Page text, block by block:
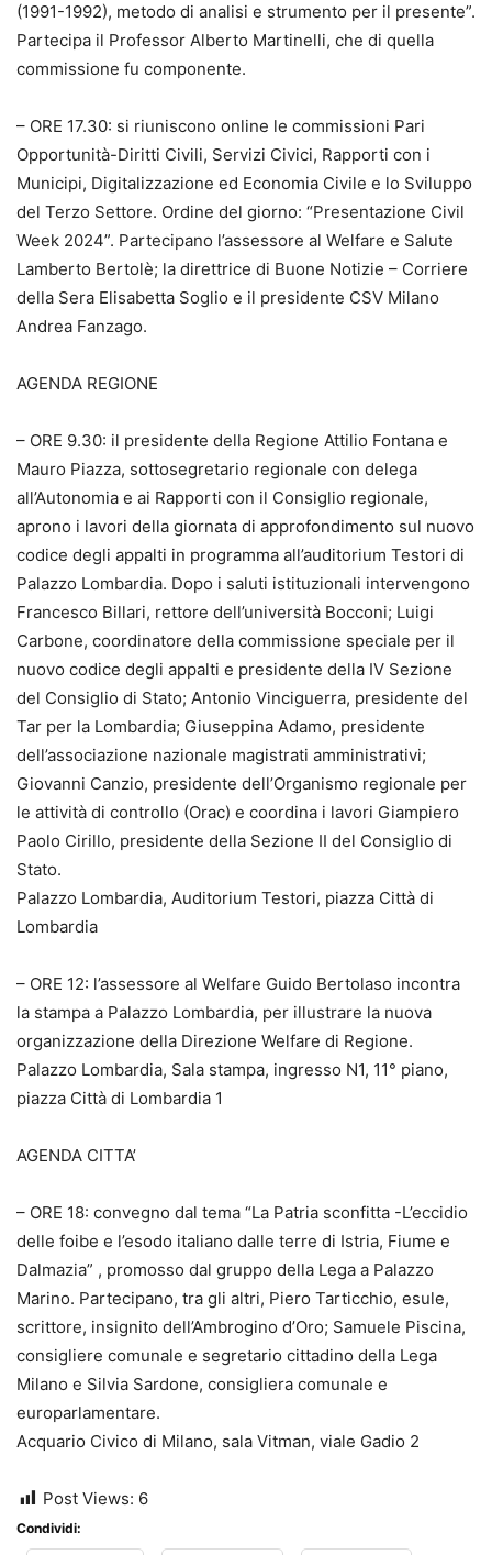
(1991-1992), metodo di analisi e strumento per il presente”.
Partecipa il Professor Alberto Martinelli, che di quella
commissione fu componente.
– ORE 17.30: si riuniscono online le commissioni Pari
Opportunità-Diritti Civili, Servizi Civici, Rapporti con i
Municipi, Digitalizzazione ed Economia Civile e lo Sviluppo
del Terzo Settore. Ordine del giorno: “Presentazione Civil
Week 2024”. Partecipano l’assessore al Welfare e Salute
Lamberto Bertolè; la direttrice di Buone Notizie – Corriere
della Sera Elisabetta Soglio e il presidente CSV Milano
Andrea Fanzago.
AGENDA REGIONE
– ORE 9.30: il presidente della Regione Attilio Fontana e
Mauro Piazza, sottosegretario regionale con delega
all’Autonomia e ai Rapporti con il Consiglio regionale,
aprono i lavori della giornata di approfondimento sul nuovo
codice degli appalti in programma all’auditorium Testori di
Palazzo Lombardia. Dopo i saluti istituzionali intervengono
Francesco Billari, rettore dell’università Bocconi; Luigi
Carbone, coordinatore della commissione speciale per il
nuovo codice degli appalti e presidente della IV Sezione
del Consiglio di Stato; Antonio Vinciguerra, presidente del
Tar per la Lombardia; Giuseppina Adamo, presidente
dell’associazione nazionale magistrati amministrativi;
Giovanni Canzio, presidente dell’Organismo regionale per
le attività di controllo (Orac) e coordina i lavori Giampiero
Paolo Cirillo, presidente della Sezione II del Consiglio di
Stato.
Palazzo Lombardia, Auditorium Testori, piazza Città di
Lombardia
– ORE 12: l’assessore al Welfare Guido Bertolaso incontra
la stampa a Palazzo Lombardia, per illustrare la nuova
organizzazione della Direzione Welfare di Regione.
Palazzo Lombardia, Sala stampa, ingresso N1, 11° piano,
piazza Città di Lombardia 1
AGENDA CITTA’
– ORE 18: convegno dal tema “La Patria sconfitta -L’eccidio
delle foibe e l’esodo italiano dalle terre di Istria, Fiume e
Dalmazia” , promosso dal gruppo della Lega a Palazzo
Marino. Partecipano, tra gli altri, Piero Tarticchio, esule,
scrittore, insignito dell’Ambrogino d’Oro; Samuele Piscina,
consigliere comunale e segretario cittadino della Lega
Milano e Silvia Sardone, consigliera comunale e
europarlamentare.
Acquario Civico di Milano, sala Vitman, viale Gadio 2
Post Views: 6
Condividi: